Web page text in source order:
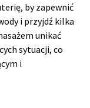
by zapewnić
i przyjdź kilka
unikać
sytuacji, co
i